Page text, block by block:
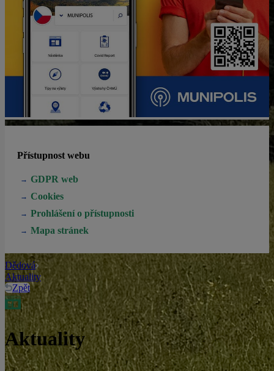
Přístupnost webu
GDPR web
Cookies
Prohlášení o přístupnosti
Mapa stránek
Dědová
Aktuality
Zpět
Aktuality